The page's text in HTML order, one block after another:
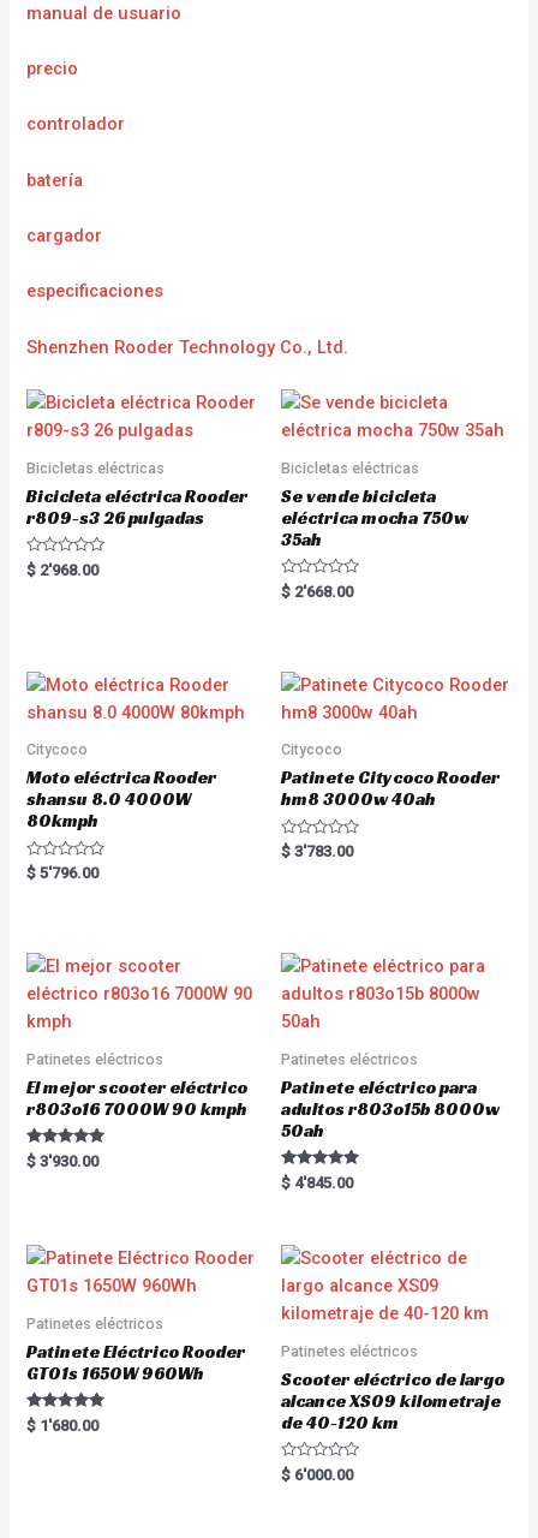
manual de usuario
precio
controlador
batería
cargador
especificaciones
Shenzhen Rooder Technology Co., Ltd.
Bicicletas eléctricas
Bicicleta eléctrica Rooder
r809-s3 26 pulgadas
R
a
t
o
f
$ 2'968.00
Bicicletas eléctricas
Se vende bicicleta
eléctrica mocha 750w
35ah
R
a
o
u
t
o
5
$ 2'668.00
Citycoco
Moto eléctrica Rooder
shansu 8.0 4000W
80kmph
R
a
o
u
o
f
5
$ 5'796.00
Citycoco
Patinete Citycoco Rooder
hm8 3000w 40ah
R
a
t
f
$ 3'783.00
Patinetes eléctricos
El mejor scooter eléctrico
r803o16 7000W 90 kmph
Rated
5.00
$ 3'930.00
Patinetes eléctricos
Patinete eléctrico para
adultos r803o15b 8000w
50ah
Rated
5.00
$ 4'845.00
Patinetes eléctricos
Patinete Eléctrico Rooder
GT01s 1650W 960Wh
Rated
5.00
$ 1'680.00
Patinetes eléctricos
Scooter eléctrico de largo
alcance XS09 kilometraje
de 40-120 km
R
a
$ 6'000.00